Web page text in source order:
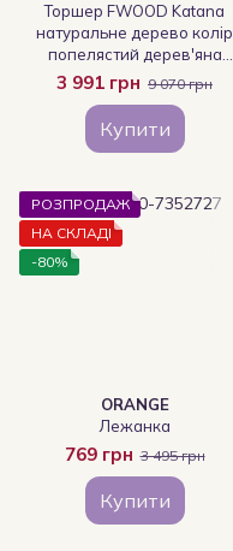
Торшер FWOOD Katana
натуральне дерево колір
попелястий дерев'яна
основа
3 991 грн 9 070 грн
Купити
РОЗПРОДАЖ
НА СКЛАДІ
-80%
ORANGE
Лежанка
769 грн 3 495 грн
Купити